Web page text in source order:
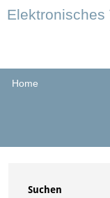
Elektronisches
Home
Suchen